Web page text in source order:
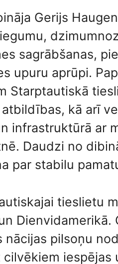
Gerijs
sagrābšanas,
upuru aprūpi.
Starptautiskā
kā arī
infrastruktūrā ar
Daudzi no
par stabilu
tieslietu
Dienvidamerikā.
nācijas pilsoņu
iespējas